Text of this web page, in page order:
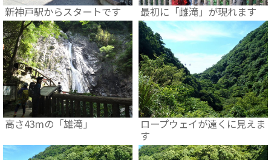
新神戸駅からスタートです 最初に「雌滝」が現れます
高さ43mの「雄滝」
ロープウェイが遠くに見えま
す